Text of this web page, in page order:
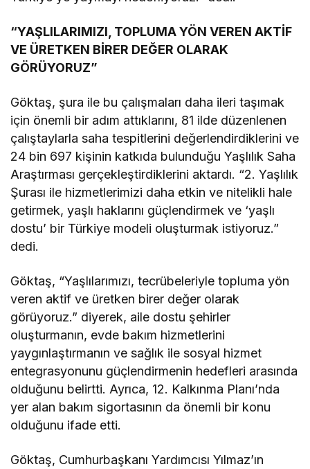
“YAŞLILARIMIZI, TOPLUMA YÖN VEREN AKTİF
VE ÜRETKEN BİRER DEĞER OLARAK
GÖRÜYORUZ”
Göktaş, şura ile bu çalışmaları daha ileri taşımak
için önemli bir adım attıklarını, 81 ilde düzenlenen
çalıştaylarla saha tespitlerini değerlendirdiklerini ve
24 bin 697 kişinin katkıda bulunduğu Yaşlılık Saha
Araştırması gerçekleştirdiklerini aktardı. “2. Yaşlılık
Şurası ile hizmetlerimizi daha etkin ve nitelikli hale
getirmek, yaşlı haklarını güçlendirmek ve ‘yaşlı
dostu’ bir Türkiye modeli oluşturmak istiyoruz.”
dedi.
Göktaş, “Yaşlılarımızı, tecrübeleriyle topluma yön
veren aktif ve üretken birer değer olarak
görüyoruz.” diyerek, aile dostu şehirler
oluşturmanın, evde bakım hizmetlerini
yaygınlaştırmanın ve sağlık ile sosyal hizmet
entegrasyonunu güçlendirmenin hedefleri arasında
olduğunu belirtti. Ayrıca, 12. Kalkınma Planı’nda
yer alan bakım sigortasının da önemli bir konu
olduğunu ifade etti.
Göktaş, Cumhurbaşkanı Yardımcısı Yılmaz’ın